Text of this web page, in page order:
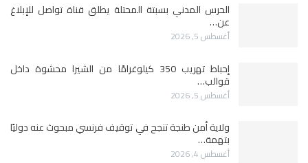
الحرس المدني بسبتة المحتلة يطلق قناة تواصل للإبلاغ
عن…
أغسطس 5, 2026
إحباط تهريب 350 كيلوغرامًا من الشيرا محشوة داخل
قوالب…
أغسطس 5, 2026
ولاية أمن طنجة تنجح في توقيف فرنسي مبحوث عنه دوليًا
بتهمة…
أغسطس 4, 2026